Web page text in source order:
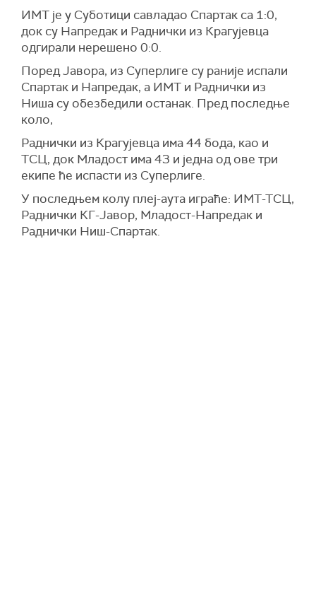
ИМТ је у Суботици савладао Спартак са 1:0,
док су Напредак и Раднички из Крагујевца
одгирали нерешено 0:0.
Поред Јавора, из Суперлиге су раније испали
Спартак и Напредак, а ИМТ и Раднички из
Ниша су обезбедили останак. Пред последње
коло,
Раднички из Крагујевца има 44 бода, као и
ТСЦ, док Младост има 43 и једна од ове три
екипе ће испасти из Суперлиге.
У последњем колу плеј-аута играће: ИМТ-ТСЦ,
Раднички КГ-Јавор, Младост-Напредак и
Раднички Ниш-Спартак.